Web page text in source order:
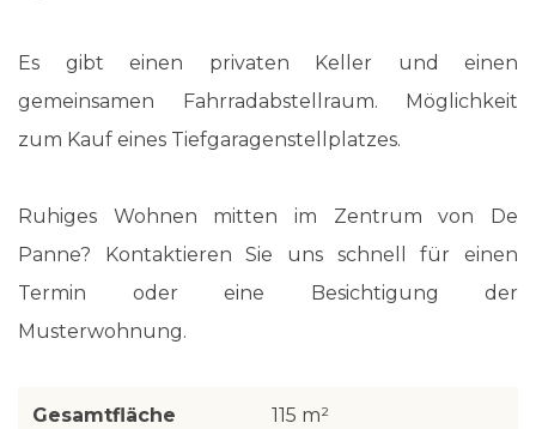
Es gibt einen privaten Keller und einen
gemeinsamen Fahrradabstellraum. Möglichkeit
zum Kauf eines Tiefgaragenstellplatzes.
Ruhiges Wohnen mitten im Zentrum von De
Panne? Kontaktieren Sie uns schnell für einen
Termin oder eine Besichtigung der
Musterwohnung.
Gesamtfläche 115 m²